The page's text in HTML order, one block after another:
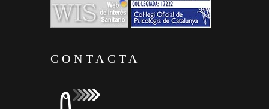
CONTACTA